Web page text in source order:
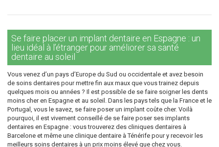
Se faire placer un implant dentaire en Espagne : un
lieu idéal à l’étranger pour améliorer sa santé
dentaire au soleil
Vous venez d’un pays d’Europe du Sud ou occidentale et avez besoin
de soins dentaires pour mettre fin aux maux que vous trainez depuis
quelques mois ou années ? Il est possible de se faire soigner les dents
moins cher en Espagne et au soleil. Dans les pays tels que la France et le
Portugal, vous le savez, se faire poser un implant coûte cher. Voilà
pourquoi, il est vivement conseillé de se faire poser ses implants
dentaires en Espagne : vous trouverez des cliniques dentaires à
Barcelone et même une clinique dentaire à Ténérife pour y recevoir les
meilleurs soins dentaires à un prix moins élevé que chez vous.